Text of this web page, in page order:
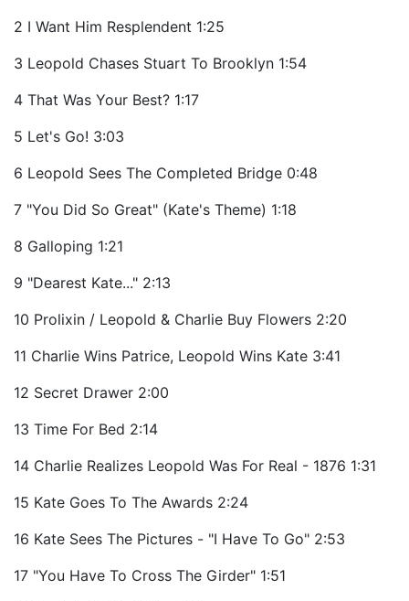
2 I Want Him Resplendent 1:25
3 Leopold Chases Stuart To Brooklyn 1:54
4 That Was Your Best? 1:17
5 Let's Go! 3:03
6 Leopold Sees The Completed Bridge 0:48
7 "You Did So Great" (Kate's Theme) 1:18
8 Galloping 1:21
9 "Dearest Kate..." 2:13
10 Prolixin / Leopold & Charlie Buy Flowers 2:20
11 Charlie Wins Patrice, Leopold Wins Kate 3:41
12 Secret Drawer 2:00
13 Time For Bed 2:14
14 Charlie Realizes Leopold Was For Real - 1876 1:31
15 Kate Goes To The Awards 2:24
16 Kate Sees The Pictures - "I Have To Go" 2:53
17 "You Have To Cross The Girder" 1:51